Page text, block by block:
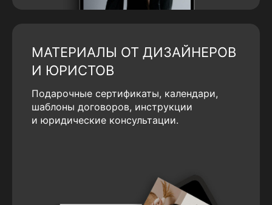
МАТЕРИАЛЫ ОТ ДИЗАЙНЕРОВ
И ЮРИСТОВ
Подарочные сертификаты, календари,
шаблоны договоров, инструкции
и юридические консультации.